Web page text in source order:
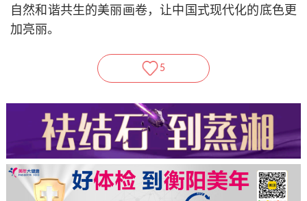
自然和谐共生的美丽画卷，让中国式现代化的底色更
加亮丽。
5